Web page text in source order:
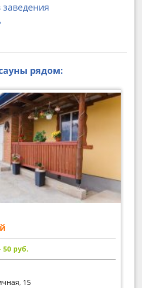
рядом:
50 руб.
15